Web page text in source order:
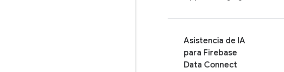
Asistencia de IA
para Firebase
Data Connect